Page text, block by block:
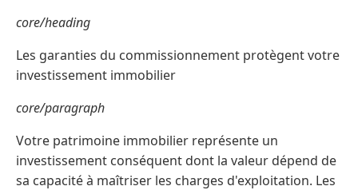
core/heading
Les garanties du commissionnement protègent votre
investissement immobilier
core/paragraph
Votre patrimoine immobilier représente un
investissement conséquent dont la valeur dépend de
sa capacité à maîtriser les charges d'exploitation. Les